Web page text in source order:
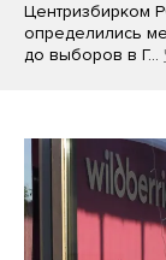
Центризбирком
определились
до выборов в Г…